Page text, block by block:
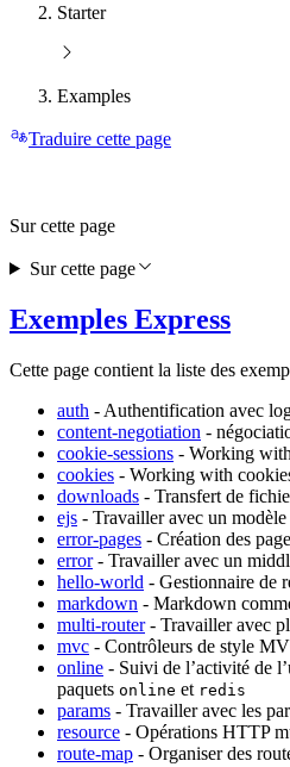
Starter
Examples
Traduire cette page
Exemples Express
Cette page contient la liste des
auth - Authentification avec
content-negotiation -
cookie-sessions - Working
cookies - Working with
downloads - Transfert de
ejs - Travailler avec un
error-pages - Création des
error- Travailler avec un
hello-world - Gestionnaire de
markdown - Markdown
multi-router- Travailler avec
mvc - Contrôleurs de style
online - Suivi de l’activité de
paquets online et redis
params - Travailler avec les
resource - Opérations HTTP
route-map - Organiser des
Sur cette page
Sur cette page